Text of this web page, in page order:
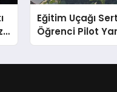
Eğitim Uçağı
Öğrenci Pilot